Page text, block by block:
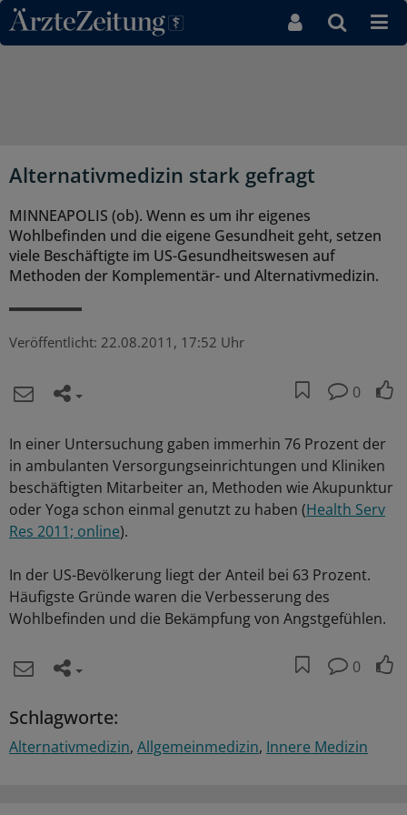
Direkt zum Inhaltsbereich
Alternativmedizin stark gefragt
MINNEAPOLIS (ob). Wenn es um ihr eigenes
Wohlbefinden und die eigene Gesundheit geht, setzen
viele Beschäftigte im US-Gesundheitswesen auf
Methoden der Komplementär- und Alternativmedizin.
Veröffentlicht: 22.08.2011, 17:52 Uhr
0
In einer Untersuchung gaben immerhin 76 Prozent der
in ambulanten Versorgungseinrichtungen und Kliniken
beschäftigten Mitarbeiter an, Methoden wie Akupunktur
oder Yoga schon einmal genutzt zu haben (Health Serv
Res 2011; online).
In der US-Bevölkerung liegt der Anteil bei 63 Prozent.
Häufigste Gründe waren die Verbesserung des
Wohlbefinden und die Bekämpfung von Angstgefühlen.
0
Schlagworte:
Alternativmedizin Allgemeinmedizin Innere Medizin